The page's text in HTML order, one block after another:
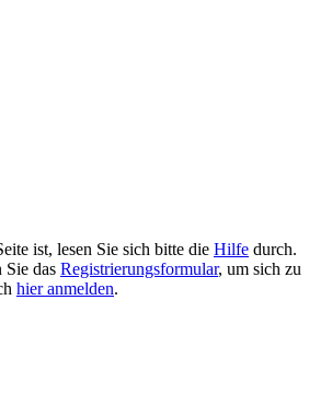
ist, lesen Sie sich bitte die Hilfe durch.
Sie das Registrierungsformular, um sich zu
hier anmelden.